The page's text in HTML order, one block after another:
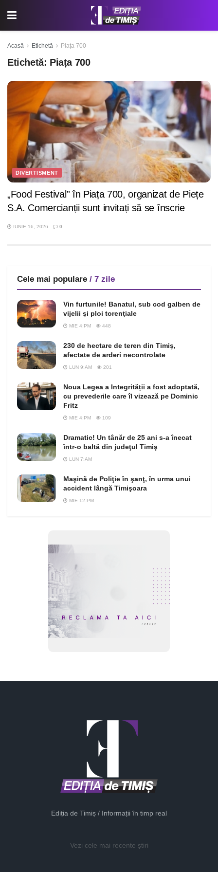
Acasă Etichetă Piața 700
Etichetă: Piața 700
DIVERTISMENT
„Food Festival” în Piața 700, organizat de Piețe
S.A. Comercianții sunt invitați să se înscrie
IUNIE 16, 2026 0
Cele mai populare / 7 zile
Vin furtunile! Banatul, sub cod galben de
vijelii şi ploi torenţiale
MIE 4:PM 448
230 de hectare de teren din Timiş,
afectate de arderi necontrolate
LUN 9:AM 201
Noua Legea a Integrității a fost adoptată,
cu prevederile care îl vizează pe Dominic
Fritz
MIE 4:PM 109
Dramatic! Un tânăr de 25 ani s-a înecat
într-o baltă din judeţul Timiş
LUN 7:AM
Maşină de Poliţie în şanţ, în urma unui
accident lângă Timişoara
MIE 12:PM
Ediția de Timiș / Informații în timp real
Vezi cele mai recente știri